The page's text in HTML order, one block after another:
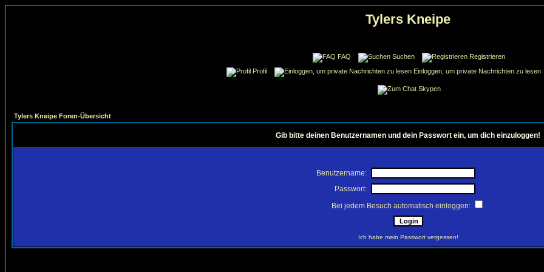
Tylers Kneipe
FAQ Suchen
Registrieren
Profil
Einloggen, um private Nachrichten zu lesen
Skypen
Tylers Kneipe Foren-Übersicht
Gib bitte deinen Benutzernamen und dein Passwort ein, um dich einzuloggen!
Benutzername:
Passwort:
Bei jedem Besuch automatisch einloggen:
Ich habe mein Passwort vergessen!